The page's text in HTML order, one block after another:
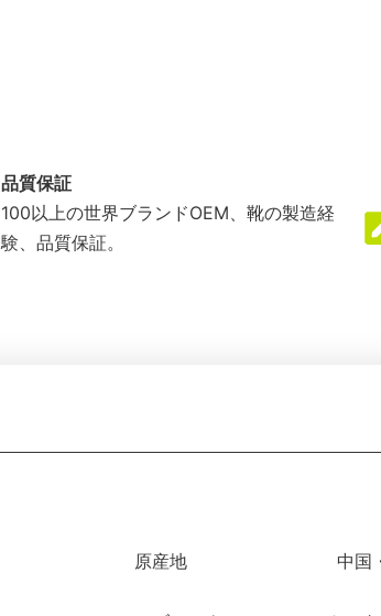
品質保証
100以上の世界ブランドOEM、靴の製造経
験、品質保証。
原産地 中国